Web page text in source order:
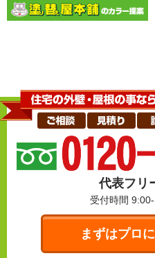
代表フリ
受付時間
まずはプロ